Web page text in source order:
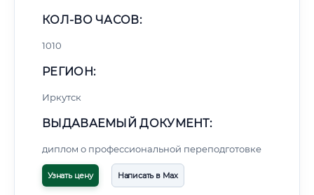
КОЛ-ВО ЧАСОВ:
1010
РЕГИОН:
Иркутск
ВЫДАВАЕМЫЙ ДОКУМЕНТ:
диплом о профессиональной переподготовке
Узнать цену Написать в Max